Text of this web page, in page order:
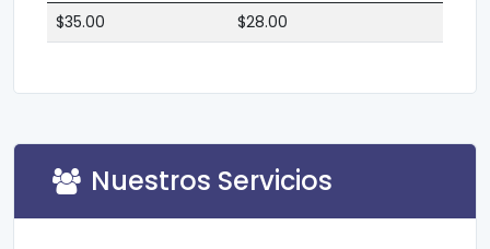
$35.00
$28.00
Nuestros Servicios